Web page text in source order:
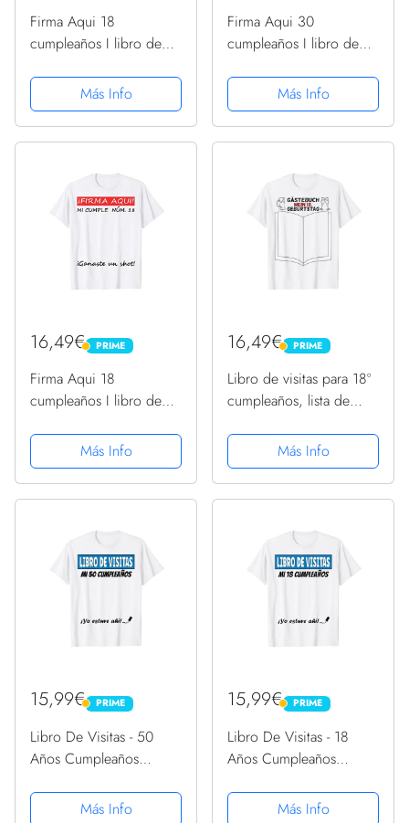
Firma Aqui 18
cumpleaños I libro de
Mangas
Más Info
Firma Aqui 30
cumpleaños I libro de
Raglan
Más Info
16,49€ PRIME
PRIME
Firma Aqui 18
cumpleaños I libro de
Más Info
16,49€ PRIME
PRIME
Libro de visitas para 18º
cumpleaños, lista de
niña y niño Camiseta
Más Info
15,99€ PRIME
PRIME
Libro De Visitas - 50
Años Cumpleaños
CamisetaMás Info
15,99€ PRIME
PRIME
Libro De Visitas - 18
Años Cumpleaños
CamisetaMás Info